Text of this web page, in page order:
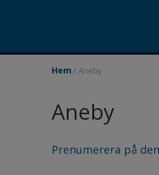
Hem / Aneby
Aneby
Prenumerera på